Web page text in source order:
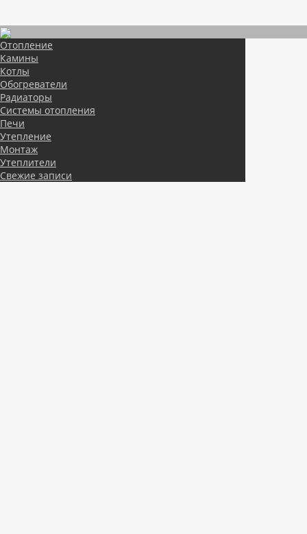
Отопление
Камины
Котлы
Обогреватели
Радиаторы
Системы отопления
Печи
Утепление
Монтаж
Утеплители
Свежие записи